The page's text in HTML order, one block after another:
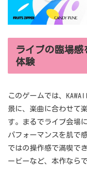
ライブの臨場
体験
このゲームでは、
景に、楽曲に合わせて
す。まるでライブ会場
パフォーマンスを肌で
ではの操作感で満喫で
ービーなど、本作なら